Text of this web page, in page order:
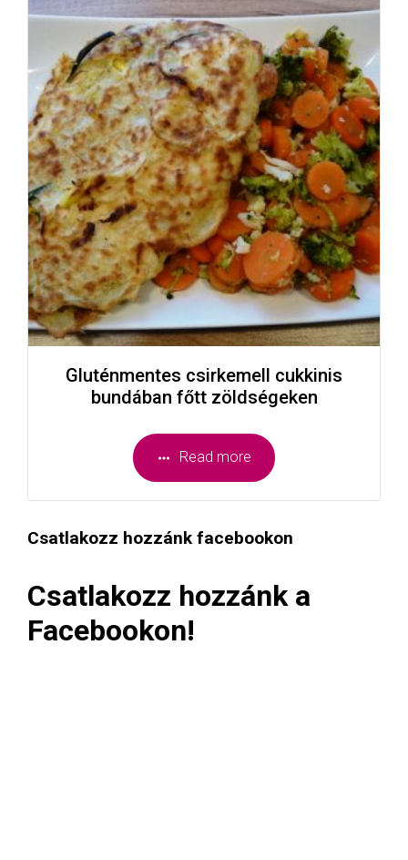
Gluténmentes csirkemell cukkinis
bundában főtt zöldségeken
Read more
Csatlakozz hozzánk facebookon
Csatlakozz hozzánk a
Facebookon!